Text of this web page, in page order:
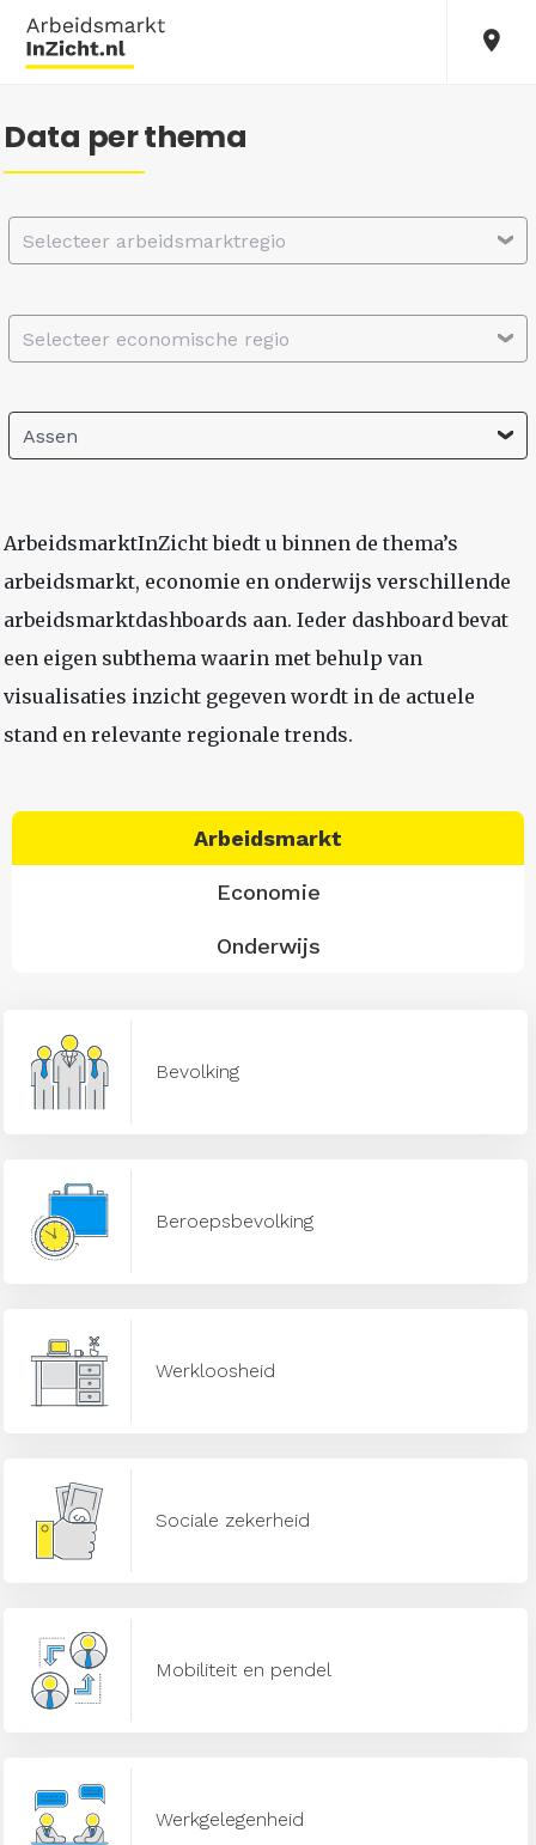
Data per thema
Selecteer arbeidsmarktregio
Selecteer economische regio
Assen
ArbeidsmarktInZicht biedt u binnen de thema’s
arbeidsmarkt, economie en onderwijs verschillende
arbeidsmarktdashboards aan. Ieder dashboard bevat
een eigen subthema waarin met behulp van
visualisaties inzicht gegeven wordt in de actuele
stand en relevante regionale trends.
Arbeidsmarkt
Economie
Onderwijs
Bevolking
Beroepsbevolking
Werkloosheid
Sociale zekerheid
Mobiliteit en pendel
Werkgelegenheid